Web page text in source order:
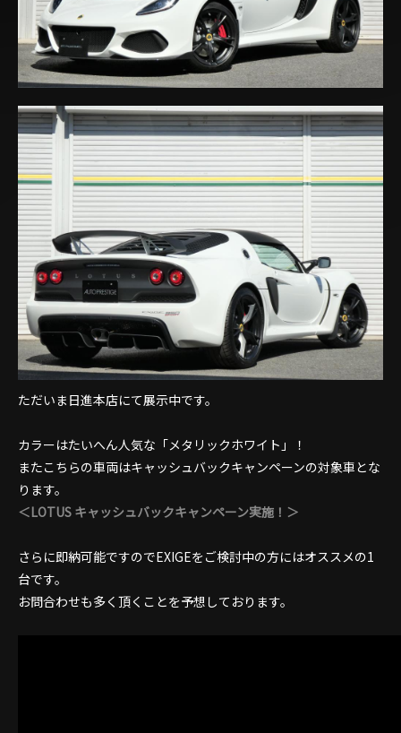
ただいま日進本店にて展示中です。
カラーはたいへん人気な「メタリックホワイト」！
またこちらの車両はキャッシュバックキャンペーンの対象車とな
ります。
＜LOTUS キャッシュバックキャンペーン実施！＞
さらに即納可能ですのでEXIGEをご検討中の方にはオススメの1
台です。
お問合わせも多く頂くことを予想しております。